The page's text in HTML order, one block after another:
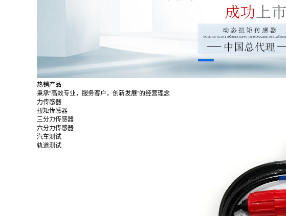
热销产品
秉承“高效专业，服务客户，创新发展”的经营理念
力传感器
扭矩传感器
三分力传感器
六分力传感器
汽车测试
轨道测试